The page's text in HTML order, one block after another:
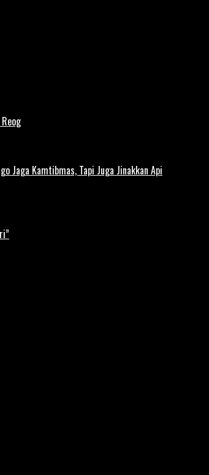
Jaga Kamtibmas, Tapi Juga Jinakkan Api